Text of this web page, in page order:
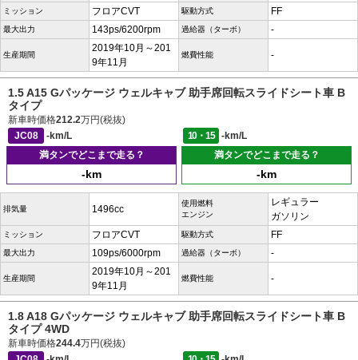
ミッション フロアCVT 駆動方式 FF
最大出力 143ps/6200rpm 過給器（ターボ） -
生産期間
2019年10月～201
9年11月
燃費性能 -
1.5 A15 Gパッケージ ウェルキャブ 助手席回転スライドシート車 B
タイプ
新車時価格212.2万円(税抜)
JC08
-km/L 10・15
-km/L
満タンでどこまで走る？
-km
満タンでどこまで走る？
-km
排気量 1496cc
使用燃料
エンジン
レギュラー
ガソリン
ミッション フロアCVT 駆動方式 FF
最大出力 109ps/6000rpm 過給器（ターボ） -
生産期間
2019年10月～201
9年11月
燃費性能 -
1.8 A18 Gパッケージ ウェルキャブ 助手席回転スライドシート車 B
タイプ 4WD
新車時価格244.4万円(税抜)